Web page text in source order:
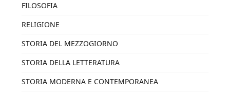
FILOSOFIA
RELIGIONE
STORIA DEL MEZZOGIORNO
STORIA DELLA LETTERATURA
STORIA MODERNA E CONTEMPORANEA